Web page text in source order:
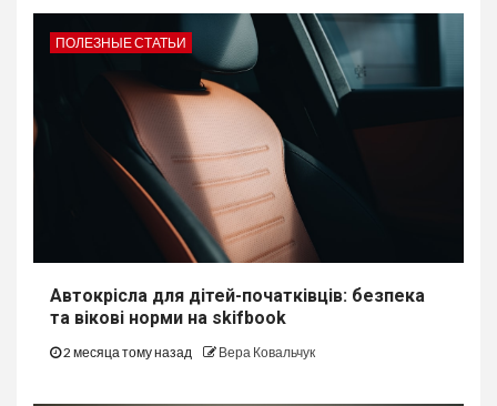
ПОЛЕЗНЫЕ СТАТЬИ
Автокрісла для дітей-початківців: безпека
та вікові норми на skifbook
2 месяца тому назад Вера Ковальчук